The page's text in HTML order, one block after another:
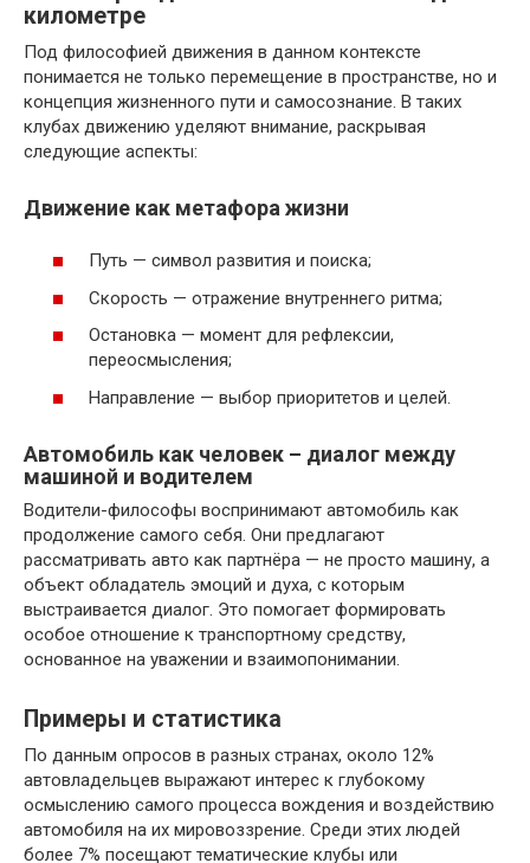
километре
Под философией движения в данном контексте
понимается не только перемещение в пространстве, но и
концепция жизненного пути и самосознание. В таких
клубах движению уделяют внимание, раскрывая
следующие аспекты:
Движение как метафора жизни
Путь — символ развития и поиска;
Скорость — отражение внутреннего ритма;
Остановка — момент для рефлексии,
переосмысления;
Направление — выбор приоритетов и целей.
Автомобиль как человек – диалог между
машиной и водителем
Водители-философы воспринимают автомобиль как
продолжение самого себя. Они предлагают
рассматривать авто как партнёра — не просто машину, а
объект обладатель эмоций и духа, с которым
выстраивается диалог. Это помогает формировать
особое отношение к транспортному средству,
основанное на уважении и взаимопонимании.
Примеры и статистика
По данным опросов в разных странах, около 12%
автовладельцев выражают интерес к глубокому
осмыслению самого процесса вождения и воздействию
автомобиля на их мировоззрение. Среди этих людей
более 7% посещают тематические клубы или